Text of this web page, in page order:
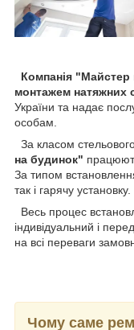
Компанія
монтажем натяжних
України та надає
особам.
За класом
на будинок"
За типом
так і гарячу
Весь процес
індивідуальний і
на всі переваги
Чому саме